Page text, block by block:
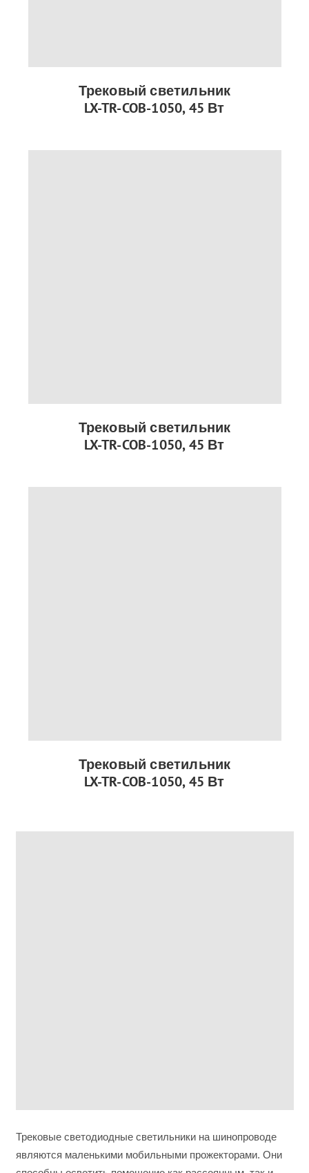
Трековый светильник
LX-TR-COB-1050, 45 Вт
Трековый светильник
LX-TR-COB-1050, 45 Вт
Трековый светильник
LX-TR-COB-1050, 45 Вт
Трековые светодиодные светильники на шинопроводе
являются маленькими мобильными прожекторами. Они